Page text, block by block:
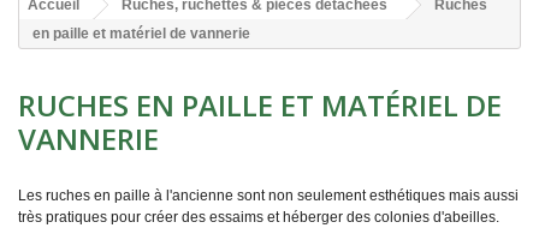
Accueil Ruches, ruchettes & pièces détachées
Ruches
en paille et matériel de vannerie
RUCHES EN PAILLE ET MATÉRIEL DE
VANNERIE
Les ruches en paille à l'ancienne sont non seulement esthétiques mais aussi
très pratiques pour créer des essaims et héberger des colonies d'abeilles.